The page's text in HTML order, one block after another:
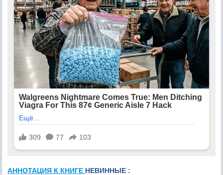
АННОТАЦИЯ К КНИГЕ НЕВИННЫЕ :